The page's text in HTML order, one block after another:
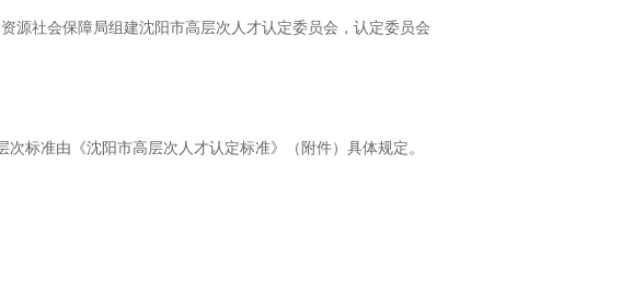
社会保障局组建沈阳市高层次人才认定委员会，认定委员会
准由《沈阳市高层次人才认定标准》（附件）具体规定。